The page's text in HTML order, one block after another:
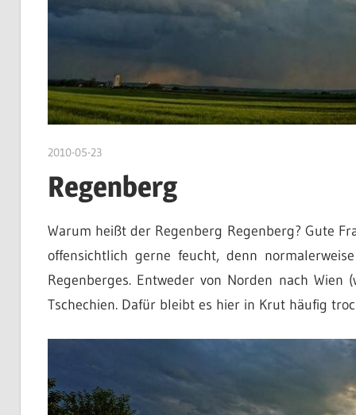
2010-05-23DerKruter
Regenberg
Warum heißt der Regenberg Regenberg? Gute
offensichtlich gerne feucht, denn
Regenberges. Entweder von Norden nach
Tschechien. Dafür bleibt es hier in Krut häufig